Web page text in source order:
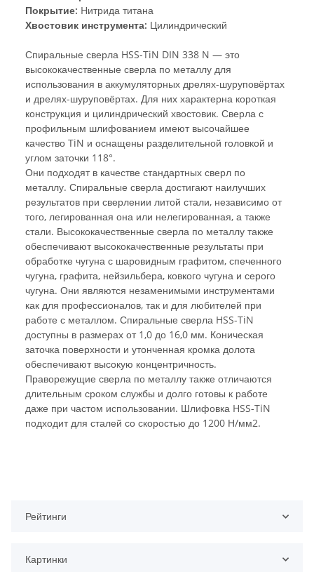
Покрытие: Hитрида титана
Хвостовик инструмента: Цилиндрический
Спиральные сверла HSS-TiN DIN 338 N — это
высококачественные сверла по металлу для
использования в аккумуляторных дрелях-шуруповёртах
и ​​дрелях-шуруповёртах. Для них характерна короткая
конструкция и цилиндрический хвостовик. Сверла с
профильным шлифованием имеют высочайшее
качество TiN и оснащены разделительной головкой и
углом заточки 118°.
Они подходят в качестве стандартных сверл по
металлу. Спиральные сверла достигают наилучших
результатов при сверлении литой стали, независимо от
того, легированная она или нелегированная, а также
стали. Высококачественные сверла по металлу также
обеспечивают высококачественные результаты при
обработке чугуна с шаровидным графитом, спеченного
чугуна, графита, нейзильбера, ковкого чугуна и серого
чугуна. Они являются незаменимыми инструментами
как для профессионалов, так и для любителей при
работе с металлом. Спиральные сверла HSS-TiN
доступны в размерах от 1,0 до 16,0 мм. Коническая
заточка поверхности и утонченная кромка долота
обеспечивают высокую концентричность.
Праворежущие сверла по металлу также отличаются
длительным сроком службы и долго готовы к работе
даже при частом использовании. Шлифовка HSS-TiN
подходит для сталей со скоростью до 1200 Н/мм2.
Рейтинги
Картинки